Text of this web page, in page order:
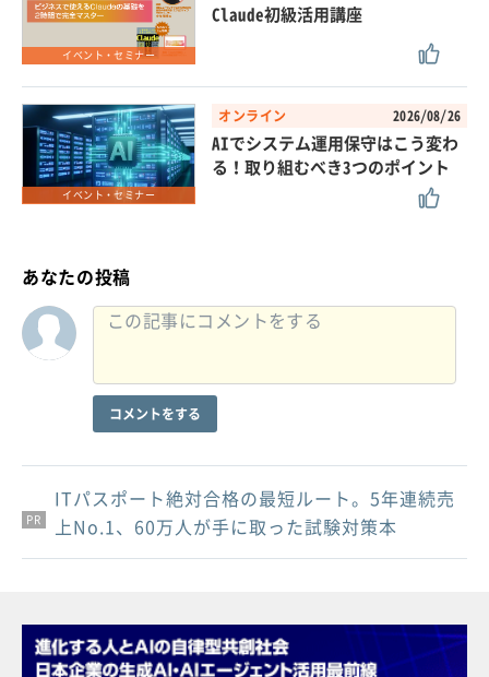
イベント・セミナー
Claude初級活用講座
イベント・セミナー
オンライン 2026/08/26
AIでシステム運用保守はこう変わ
る！取り組むべき3つのポイント
あなたの投稿
コメントをする
PR
PR
PR
ITパスポート絶対合格の最短ルート。5年連続売
上No.1、60万人が手に取った試験対策本